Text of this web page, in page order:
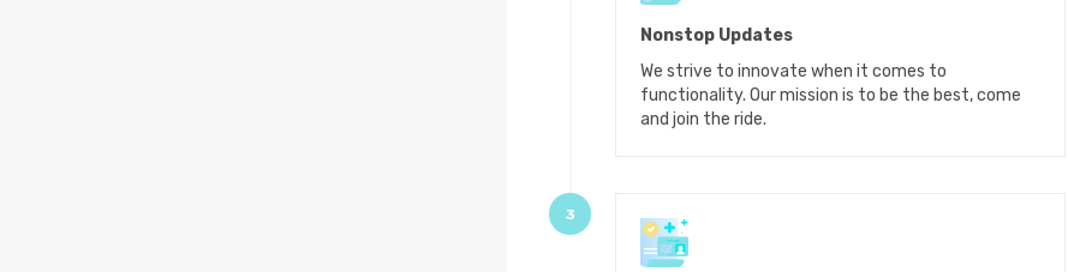
Nonstop Updates
We strive to innovate when it comes to
functionality. Our mission is to be the best, come
and join the ride.
3